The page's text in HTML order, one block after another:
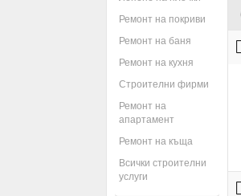
Ремонт на покриви
Ремонт на баня
Ремонт на кухня
Строителни фирми
Ремонт на
апартамент
Ремонт на къща
Всички строителни
услуги